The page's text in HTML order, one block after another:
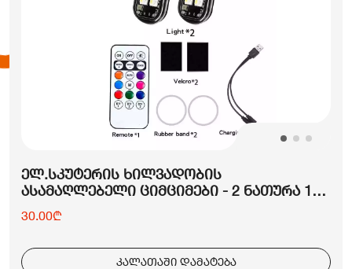
ᲔᲚ.ᲡᲙᲣᲢᲔᲠᲘᲡ ᲮᲘᲚᲕᲐᲓᲝᲑᲘᲡ
ᲐᲡᲐᲛᲐᲦᲚᲔᲑᲔᲚᲘ ᲪᲘᲛᲪᲘᲛᲔᲑᲘ - 2 ᲜᲐᲗᲣᲠᲐ 1
ᲞᲣᲚᲢᲘᲗ
30.00₾
კალათაში დამატება